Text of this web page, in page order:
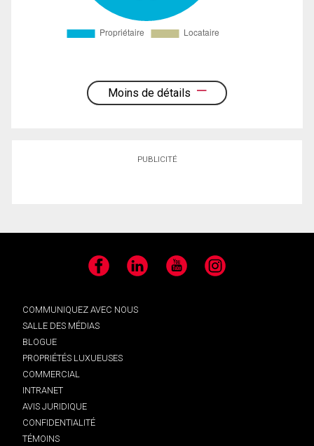
Moins de détails
PUBLICITÉ
Facebook LinkedIn YouTube Instagram
COMMUNIQUEZ AVEC NOUS
SALLE DES MÉDIAS
BLOGUE
PROPRIÉTÉS LUXUEUSES
COMMERCIAL
INTRANET
AVIS JURIDIQUE
CONFIDENTIALITÉ
TÉMOINS